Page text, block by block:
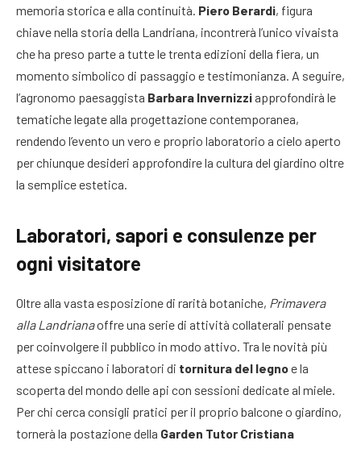
memoria storica e alla continuità. Piero Berardi, figura
chiave nella storia della Landriana, incontrerà l’unico vivaista
che ha preso parte a tutte le trenta edizioni della fiera, un
momento simbolico di passaggio e testimonianza. A seguire,
l’agronomo paesaggista Barbara Invernizzi approfondirà le
tematiche legate alla progettazione contemporanea,
rendendo l’evento un vero e proprio laboratorio a cielo aperto
per chiunque desideri approfondire la cultura del giardino oltre
la semplice estetica.
Laboratori, sapori e consulenze per
ogni visitatore
Oltre alla vasta esposizione di rarità botaniche, Primavera
alla Landrianaoffre una serie di attività collaterali pensate
per coinvolgere il pubblico in modo attivo. Tra le novità più
attese spiccano i laboratori di tornitura del legnoe la
scoperta del mondo delle api con sessioni dedicate al miele.
Per chi cerca consigli pratici per il proprio balcone o giardino,
tornerà la postazione della Garden Tutor Cristiana